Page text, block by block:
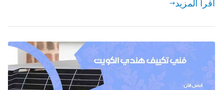
اقرأ المزيد